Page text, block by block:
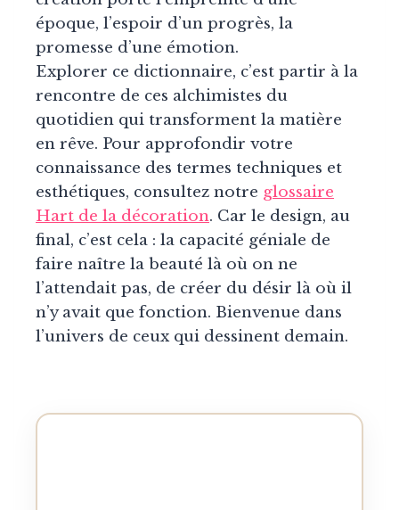
époque, l’espoir d’un progrès, la
promesse d’une émotion.
Explorer ce dictionnaire, c’est partir à la
rencontre de ces alchimistes du
quotidien qui transforment la matière
en rêve. Pour approfondir votre
connaissance des termes techniques et
esthétiques, consultez notre glossaire
Hart de la décoration. Car le design, au
final, c’est cela : la capacité géniale de
faire naître la beauté là où on ne
l’attendait pas, de créer du désir là où il
n’y avait que fonction. Bienvenue dans
l’univers de ceux qui dessinent demain.